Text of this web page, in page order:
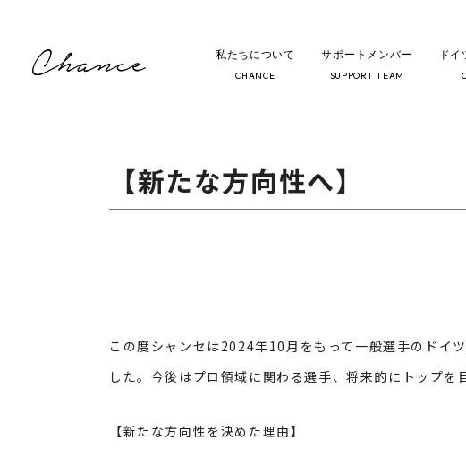
私たちについて
CHANCE
サポートメンバー
SUPPORT TEAM
ド
ブログ／お知らせ 【新たな方向性へ】
【新たな方向性へ】
この度シャンセは2024年10月をもって一般選手のドイ
した。今後はプロ領域に関わる選手、将来的にトップ
【新たな方向性を決めた理由】